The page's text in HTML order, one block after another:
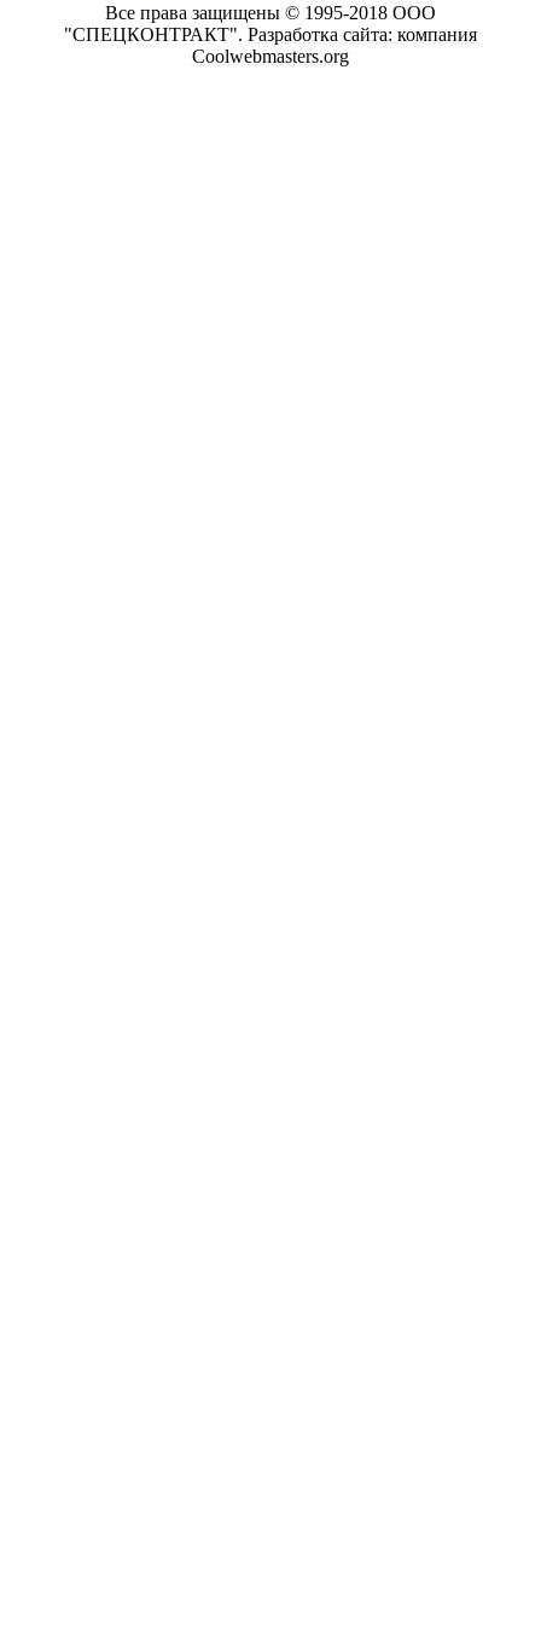
Все права защищены © 1995-2018 ООО
"СПЕЦКОНТРАКТ". Разработка сайта: компания
Coolwebmasters.org